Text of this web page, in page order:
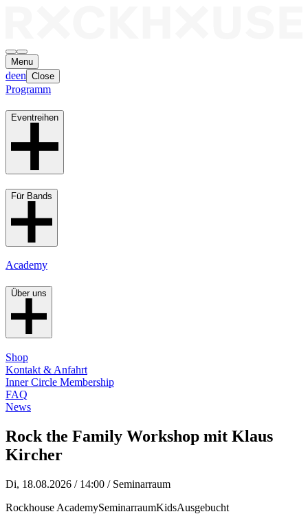
Menu
deen Close
Programm
Eventreihen
Für Bands
Academy
Über uns
Shop
Kontakt & Anfahrt
Inner Circle Membership
FAQ
News
Rock the Family Workshop mit Klaus
Kircher
Di, 18.08.2026 / 14:00 / Seminarraum
Rockhouse AcademySeminarraumKidsAusgebucht